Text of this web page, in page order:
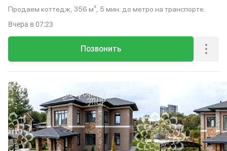
Продаем коттедж, 356 м², 5 мин. до метро на транспорте.
Позвонить
Вчера в 07:23